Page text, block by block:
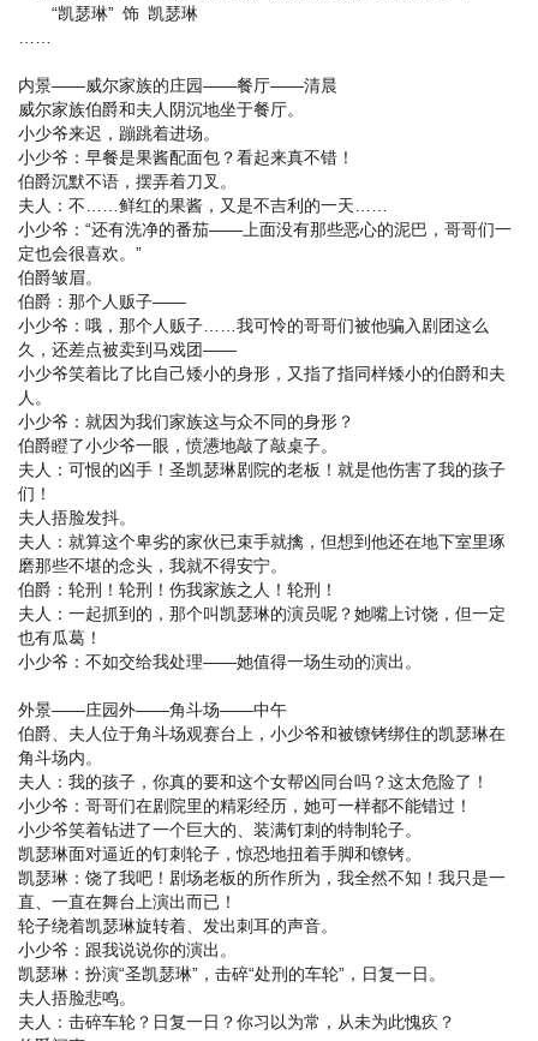
“凯瑟琳” 饰 凯瑟琳
内景——威尔家族的庄园——餐厅——清晨
威尔家族伯爵和夫人阴沉地坐于餐厅。
小少爷来迟，蹦跳着进场。
小少爷：早餐是果酱配面包？看起来真不错！
伯爵沉默不语，摆弄着刀叉。
夫人：不……鲜红的果酱，又是不吉利的一天……
小少爷：“还有洗净的番茄——上面没有那些恶心的泥巴，哥哥们一
定也会很喜欢。”
伯爵皱眉。
伯爵：那个人贩子——
小少爷：哦，那个人贩子……我可怜的哥哥们被他骗入剧团这么
久，还差点被卖到马戏团——
小少爷笑着比了比自己矮小的身形，又指了指同样矮小的伯爵和夫
人。
小少爷：就因为我们家族这与众不同的身形？
伯爵瞪了小少爷一眼，愤懑地敲了敲桌子。
夫人：可恨的凶手！圣凯瑟琳剧院的老板！就是他伤害了我的孩子
们！
夫人捂脸发抖。
夫人：就算这个卑劣的家伙已束手就擒，但想到他还在地下室里琢
磨那些不堪的念头，我就不得安宁。
伯爵：轮刑！轮刑！伤我家族之人！轮刑！
夫人：一起抓到的，那个叫凯瑟琳的演员呢？她嘴上讨饶，但一定
也有瓜葛！
小少爷：不如交给我处理——她值得一场生动的演出。
外景——庄园外——角斗场——中午
伯爵、夫人位于角斗场观赛台上，小少爷和被镣铐绑住的凯瑟琳在
角斗场内。
夫人：我的孩子，你真的要和这个女帮凶同台吗？这太危险了！
小少爷：哥哥们在剧院里的精彩经历，她可一样都不能错过！
小少爷笑着钻进了一个巨大的、装满钉刺的特制轮子。
凯瑟琳面对逼近的钉刺轮子，惊恐地扭着手脚和镣铐。
凯瑟琳：饶了我吧！剧场老板的所作所为，我全然不知！我只是一
直、一直在舞台上演出而已！
轮子绕着凯瑟琳旋转着、发出刺耳的声音。
小少爷：跟我说说你的演出。
凯瑟琳：扮演“圣凯瑟琳”，击碎“处刑的车轮”，日复一日。
夫人捂脸悲鸣。
夫人：击碎车轮？日复一日？你习以为常，从未为此愧疚？